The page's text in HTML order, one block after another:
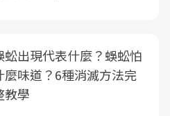
蚣出現代表什麼？蜈蚣怕
麼味道？6種消滅方法完
教學